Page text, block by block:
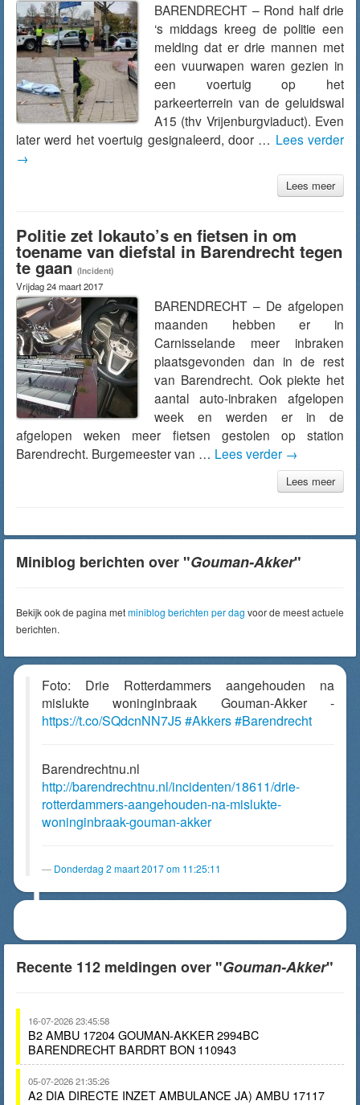
BARENDRECHT – Rond half drie
‘s middags kreeg de politie een
melding dat er drie mannen met
een vuurwapen waren gezien in
een voertuig op het
parkeerterrein van de geluidswal
A15 (thv Vrijenburgviaduct). Even
later werd het voertuig gesignaleerd, door … Lees verder
→
Lees meer
Politie zet lokauto’s en fietsen in om
toename van diefstal in Barendrecht tegen
te gaan (Incident)
Vrijdag 24 maart 2017
BARENDRECHT – De afgelopen
maanden hebben er in
Carnisselande meer inbraken
plaatsgevonden dan in de rest
van Barendrecht. Ook piekte het
aantal auto-inbraken afgelopen
week en werden er in de
afgelopen weken meer fietsen gestolen op station
Barendrecht. Burgemeester van … Lees verder →
Lees meer
Miniblog berichten over "Gouman-Akker"
Bekijk ook de pagina metminiblog berichten per dag voor de meest actuele
berichten.
Foto: Drie Rotterdammers aangehouden na
mislukte woninginbraak Gouman-Akker -
https://t.co/SQdcnNN7J5#Akkers#Barendrecht
Barendrechtnu.nl
http://barendrechtnu.nl/incidenten/18611/drie-
rotterdammers-aangehouden-na-mislukte-
woninginbraak-gouman-akker
Donderdag 2 maart 2017 om 11:25:11
Recente 112 meldingen over "Gouman-Akker"
16-07-2026 23:45:58
B2 AMBU 17204 GOUMAN-AKKER 2994BC
BARENDRECHT BARDRT BON 110943
05-07-2026 21:35:26
A2 DIA DIRECTE INZET AMBULANCE JA) AMBU 17117